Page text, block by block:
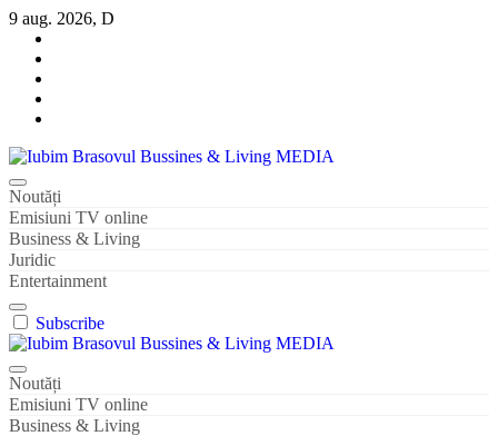
Sari
conținut
9 aug. 2026, D
Iubim Brasovul Bussines & Living MEDIA
Din pasiune și dragoste pentru Brașoveni
Noutăți
Emisiuni TV online
Business & Living
Juridic
Entertainment
Subscribe
Iubim Brasovul Bussines & Living MEDIA
Din pasiune și dragoste pentru Brașoveni
Noutăți
Emisiuni TV online
Business & Living